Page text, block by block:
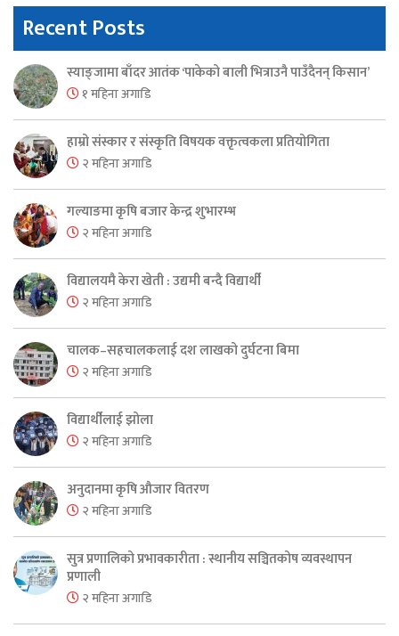
Recent Posts
स्याङ्जामा बाँदर आतंक ‘पाकेको बाली भित्राउनै पाउँदैनन् किसान’
१ महिना अगाडि
हाम्रो संस्कार र संस्कृति विषयक वक्तृत्वकला प्रतियोगिता
२ महिना अगाडि
गल्याङमा कृषि बजार केन्द्र शुभारम्भ
२ महिना अगाडि
विद्यालयमै केरा खेती : उद्यमी बन्दै विद्यार्थी
२ महिना अगाडि
चालक–सहचालकलाई दश लाखको दुर्घटना बिमा
२ महिना अगाडि
विद्यार्थीलाई झोला
२ महिना अगाडि
अनुदानमा कृषि औजार वितरण
२ महिना अगाडि
सुत्र प्रणालिको प्रभावकारीता : स्थानीय सञ्चितकोष व्यवस्थापन
प्रणाली
२ महिना अगाडि